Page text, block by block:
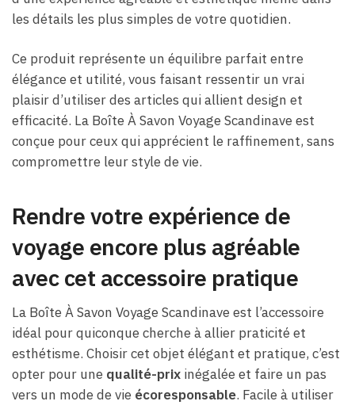
les détails les plus simples de votre quotidien.
Ce produit représente un équilibre parfait entre
élégance et utilité, vous faisant ressentir un vrai
plaisir d’utiliser des articles qui allient design et
efficacité. La Boîte À Savon Voyage Scandinave est
conçue pour ceux qui apprécient le raffinement, sans
compromettre leur style de vie.
Rendre votre expérience de
voyage encore plus agréable
avec cet accessoire pratique
La Boîte À Savon Voyage Scandinave est l’accessoire
idéal pour quiconque cherche à allier praticité et
esthétisme. Choisir cet objet élégant et pratique, c’est
opter pour une qualité-prix inégalée et faire un pas
vers un mode de vie écoresponsable. Facile à utiliser